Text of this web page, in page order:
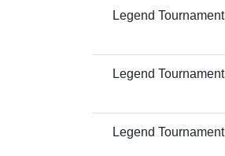
Legend
Legend
Legend